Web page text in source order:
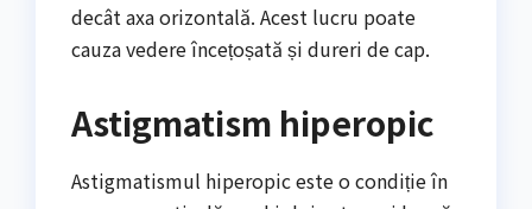
decât axa orizontală. Acest lucru poate
cauza vedere încețoșată și dureri de cap.
Astigmatism hiperopic
Astigmatismul hiperopic este o condiție în